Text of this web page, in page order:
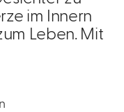
im Innern
Leben. Mit